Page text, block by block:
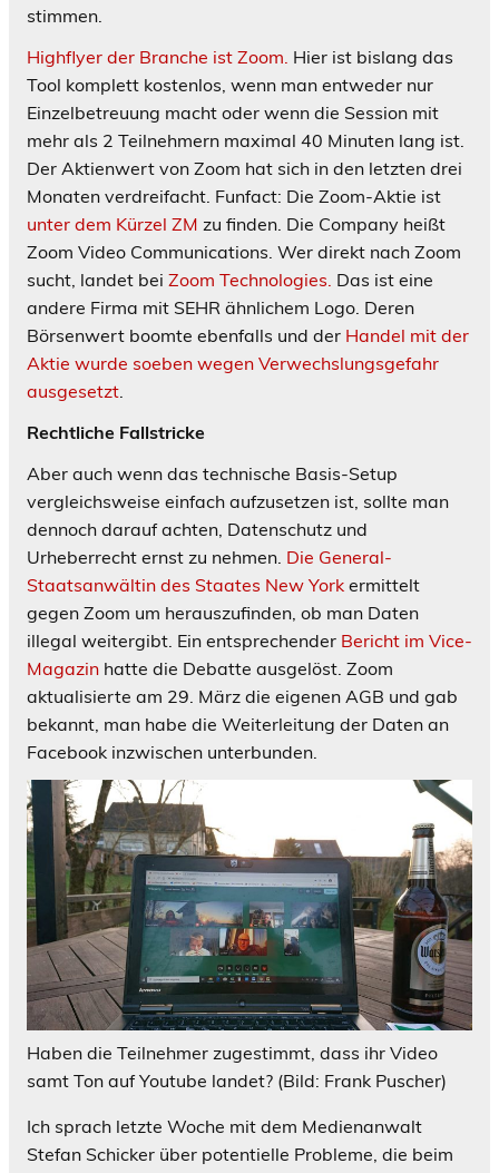
stimmen.
Highflyer der Branche ist Zoom. Hier ist bislang das
Tool komplett kostenlos, wenn man entweder nur
Einzelbetreuung macht oder wenn die Session mit
mehr als 2 Teilnehmern maximal 40 Minuten lang ist.
Der Aktienwert von Zoom hat sich in den letzten drei
Monaten verdreifacht. Funfact: Die Zoom-Aktie ist
unter dem Kürzel ZM zu finden. Die Company heißt
Zoom Video Communications. Wer direkt nach Zoom
sucht, landet bei Zoom Technologies. Das ist eine
andere Firma mit SEHR ähnlichem Logo. Deren
Börsenwert boomte ebenfalls und der Handel mit der
Aktie wurde soeben wegen Verwechslungsgefahr
ausgesetzt
Rechtliche Fallstricke
Aber auch wenn das technische Basis-Setup
vergleichsweise einfach aufzusetzen ist, sollte man
dennoch darauf achten, Datenschutz und
Urheberrecht ernst zu nehmen. Die General-
Staatsanwältin des Staates New York ermittelt
gegen Zoom um herauszufinden, ob man Daten
illegal weitergibt. Ein entsprechender Bericht im Vice-
Magazin hatte die Debatte ausgelöst. Zoom
aktualisierte am 29. März die eigenen AGB und gab
bekannt, man habe die Weiterleitung der Daten an
Facebook inzwischen unterbunden.
Haben die Teilnehmer zugestimmt, dass ihr Video
samt Ton auf Youtube landet? (Bild: Frank Puscher)
Ich sprach letzte Woche mit dem Medienanwalt
Stefan Schicker über potentielle Probleme, die beim